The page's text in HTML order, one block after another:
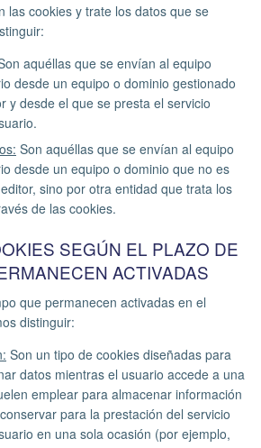
las cookies y trate los datos que se
aquéllas que se envían al equipo
desde un equipo o dominio gestionado
y desde el que se presta el servicio
Son aquéllas que se envían al equipo
desde un equipo o dominio que no es
sino por otra entidad que trata los
de las cookies.
SEGÚN EL PLAZO DE
ACTIVADAS
que permanecen activadas en el
distinguir:
Son un tipo de cookies diseñadas para
datos mientras el usuario accede a una
emplear para almacenar información
para la prestación del servicio
en una sola ocasión (por ejemplo,